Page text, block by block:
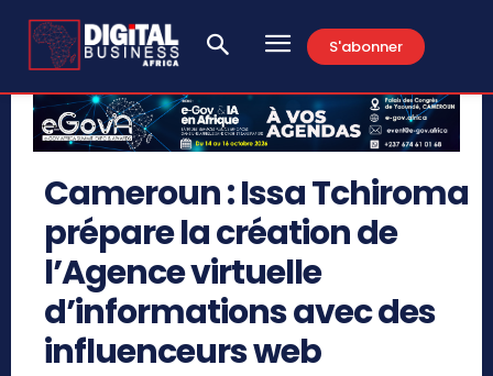
S'abonner
Cameroun : Issa Tchiroma
prépare la création de
l’Agence virtuelle
d’informations avec des
influenceurs web